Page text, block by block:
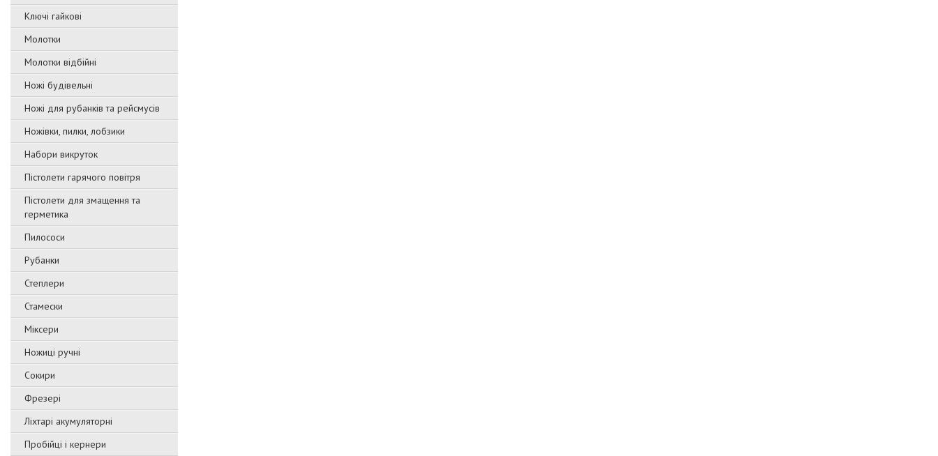
Ключі гайкові
Молотки
Молотки відбійні
Ножі будівельні
Ножі для рубанків та рейсмусів
Ножівки, пилки, лобзики
Набори викруток
Пістолети гарячого повітря
Пістолети для змащення та
герметика
Пилососи
Рубанки
Степлери
Стамески
Міксери
Ножиці ручні
Сокири
Фрезері
Ліхтарі акумуляторні
Пробійці і кернери